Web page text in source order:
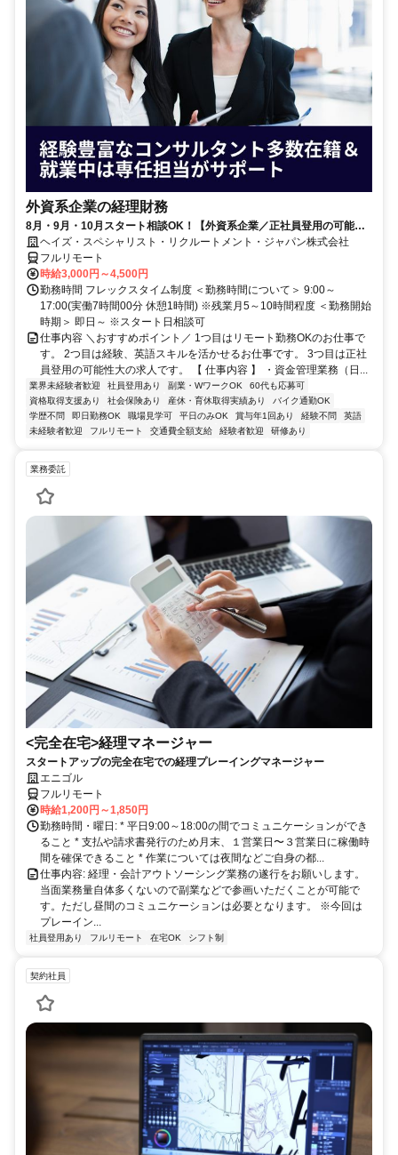
外資系企業の経理財務
8月・9月・10月スタート相談OK！【外資系企業／正社員登用の可能性
大／700万～800万／リモート勤務OK】経理財務
ヘイズ・スペシャリスト・リクルートメント・ジャパン株式会社
フルリモート
時給3,000円～4,500円
勤務時間 フレックスタイム制度 ＜勤務時間について＞ 9:00～
17:00(実働7時間00分 休憩1時間) ※残業月5～10時間程度 ＜勤務開始
時期＞ 即日～ ※スタート日相談可
仕事内容 ＼おすすめポイント／ 1つ目はリモート勤務OKのお仕事で
す。 2つ目は経験、英語スキルを活かせるお仕事です。 3つ目は正社
員登用の可能性大の求人です。 【 仕事内容 】 ・資金管理業務（日...
業界未経験者歓迎 社員登用あり 副業・WワークOK
60代も応募可
資格取得支援あり
社会保険あり 産休・育休取得実績あり
バイク通勤OK
学歴不問
即日勤務OK 職場見学可 平日のみOK 賞与年1回あり 経験不問
英語
未経験者歓迎
フルリモート 交通費全額支給 経験者歓迎 研修あり
業務委託
<完全在宅>経理マネージャー
スタートアップの完全在宅での経理プレーイングマネージャー
エニゴル
フルリモート
時給1,200円～1,850円
勤務時間・曜日: * 平日9:00～18:00の間でコミュニケーションができ
ること * 支払や請求書発行のため月末、１営業日〜３営業日に稼働時
間を確保できること * 作業については夜間などご自身の都...
仕事内容: 経理・会計アウトソーシング業務の遂行をお願いします。
当面業務量自体多くないので副業などで参画いただくことが可能で
す。ただし昼間のコミュニケーションは必要となります。 ※今回は
プレーイン...
社員登用あり フルリモート 在宅OK シフト制
契約社員